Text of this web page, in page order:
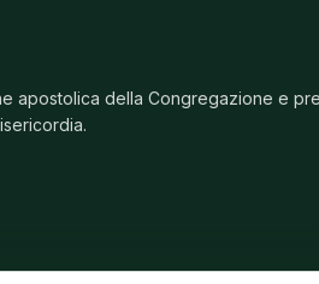
apostolica della Congregazione e